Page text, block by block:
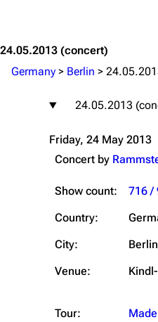
24.05.2013 (concert)
Germany > Berlin >
24.05.2013
Friday, 24 May 2013
Concert by
Show count:
716 /
Country:
City:
Berlin
Venue:
Tour: